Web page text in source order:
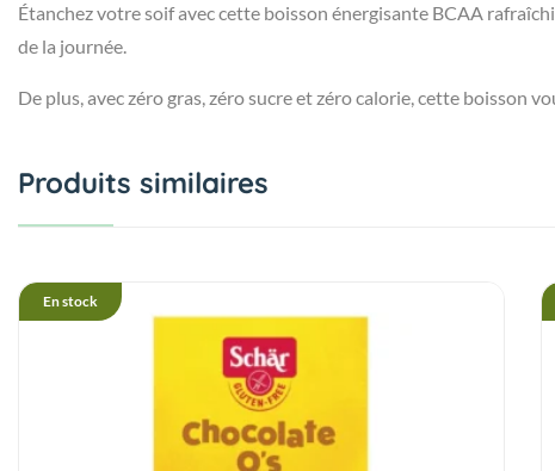
Étanchez votre soif avec cette boisson énergisante BCAA
de la journée.
De plus, avec zéro gras, zéro sucre et zéro calorie, cette boisson
Produits similaires
En stock